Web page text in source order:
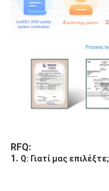
RFQ:
1. Q: Γιατί μας επιλέξτε;